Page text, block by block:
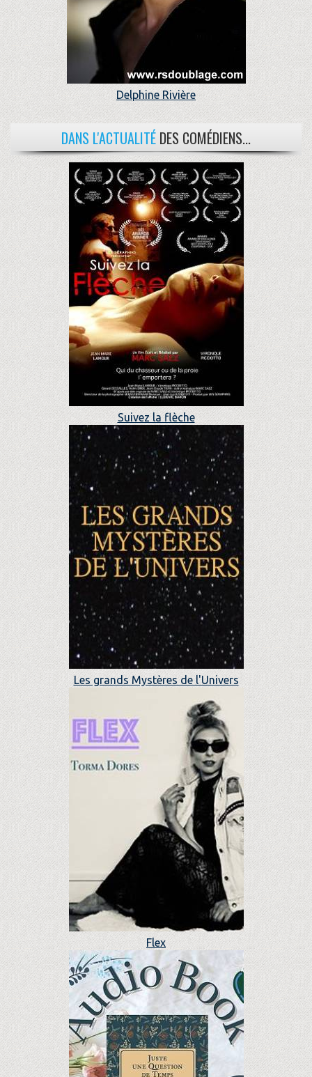
Delphine Rivière
DANS L'ACTUALITÉ DES COMÉDIENS...
Suivez la flèche
Les grands Mystères de l'Univers
Flex